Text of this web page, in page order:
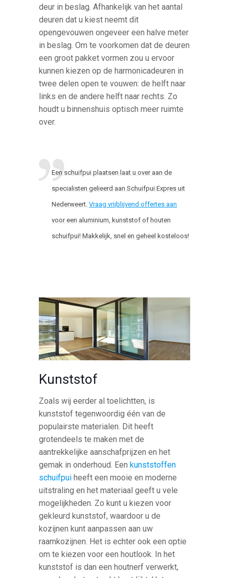
deur in beslag. Afhankelijk van het aantal
deuren dat u kiest neemt dit
opengevouwen ongeveer een halve meter
in beslag. Om te voorkomen dat de deuren
een groot pakket vormen zou u ervoor
kunnen kiezen op de harmonicadeuren in
twee delen open te vouwen: de helft naar
links en de andere helft naar rechts. Zo
houdt u binnenshuis optisch meer ruimte
over.
Een schuifpui plaatsen laat u over aan de
specialisten gelieerd aan Schuifpui Expres uit
Nederweert.Vraag vrijblijvend offertes aan
voor een aluminium, kunststof of houten
schuifpui! Makkelijk, snel en geheel kosteloos!
Kunststof
Zoals wij eerder al toelichtten, is
kunststof tegenwoordig één van de
populairste materialen. Dit heeft
grotendeels te maken met de
aantrekkelijke aanschafprijzen en het
gemak in onderhoud. Eenkunststoffen
schuifpui heeft een mooie en moderne
uitstraling en het materiaal geeft u vele
mogelijkheden. Zo kunt u kiezen voor
gekleurd kunststof, waardoor u de
kozijnen kunt aanpassen aan uw
raamkozijnen. Het is echter ook een optie
om te kiezen voor een houtlook. In het
kunststof is dan een houtnerf verwerkt,